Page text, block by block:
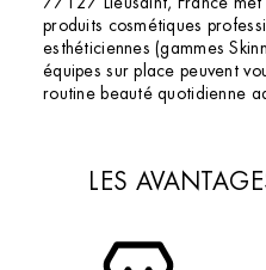
produits cosmétiques
esthéticiennes (gammes
équipes sur place peuvent
routine beauté quotidienne
LES